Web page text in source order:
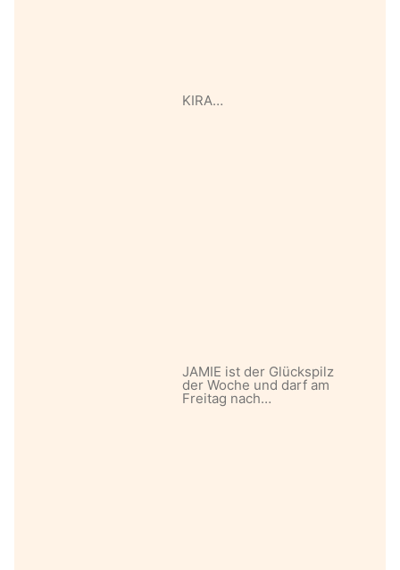
KIRA…
JAMIE ist der Glückspilz
der Woche und darf am
Freitag nach…